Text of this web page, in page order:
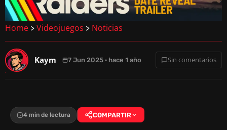
Home > Videojuegos > Noticias
Kaym 7 Jun 2025 · hace 1 año Sin comentarios
4 min de lectura COMPARTIR